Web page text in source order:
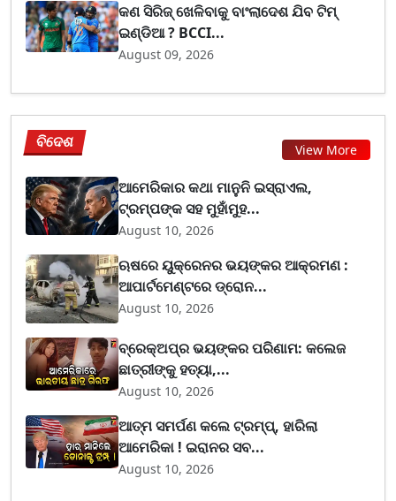
କଣ ସିରିଜ୍ ଖେଳିବାକୁ ବାଂଲାଦେଶ ଯିବ ଟିମ୍
ଇଣ୍ଡିଆ ? BCCI...
August 09, 2026
ବିଦେଶ View More
ଆମେରିକାର କଥା ମାନୁନି ଇସ୍ରାଏଲ,
ଟ୍ରମ୍ପଙ୍କ ସହ ମୁହାଁମୁହ...
August 10, 2026
ଋଷରେ ୟୁକ୍ରେନର ଭୟଙ୍କର ଆକ୍ରମଣ :
ଆପାର୍ଟମେଣ୍ଟରେ ଡ୍ରୋନ...
August 10, 2026
ବ୍ରେକ୍ଅପ୍‌ର ଭୟଙ୍କର ପରିଣାମ: କଲେଜ
ଛାତ୍ରୀଙ୍କୁ ହତ୍ୟା,...
August 10, 2026
ଆତ୍ମ ସମର୍ପଣ କଲେ ଟ୍ରମ୍ପ୍, ହାରିଲା
ଆମେରିକା ! ଇରାନର ସବ...
August 10, 2026